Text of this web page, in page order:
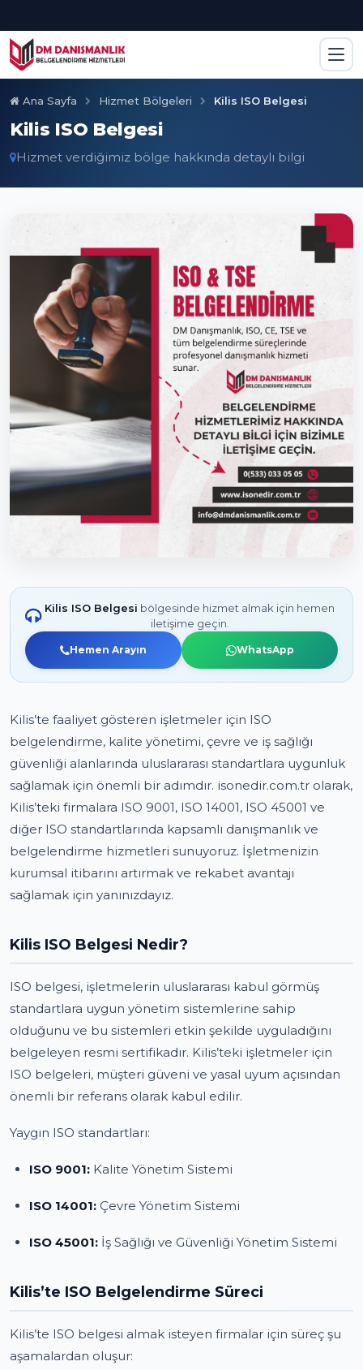
Ana Sayfa Hizmet Bölgeleri Kilis ISO Belgesi
Kilis ISO Belgesi
Hizmet verdiğimiz bölge hakkında detaylı bilgi
Kilis ISO Belgesi bölgesinde hizmet almak için hemen
iletişime geçin.
Hemen Arayın WhatsApp
Kilis’te faaliyet gösteren işletmeler için ISO
belgelendirme, kalite yönetimi, çevre ve iş sağlığı
güvenliği alanlarında uluslararası standartlara uygunluk
sağlamak için önemli bir adımdır. isonedir.com.tr olarak,
Kilis’teki firmalara ISO 9001, ISO 14001, ISO 45001 ve
diğer ISO standartlarında kapsamlı danışmanlık ve
belgelendirme hizmetleri sunuyoruz. İşletmenizin
kurumsal itibarını artırmak ve rekabet avantajı
sağlamak için yanınızdayız.
Kilis ISO Belgesi Nedir?
ISO belgesi, işletmelerin uluslararası kabul görmüş
standartlara uygun yönetim sistemlerine sahip
olduğunu ve bu sistemleri etkin şekilde uyguladığını
belgeleyen resmi sertifikadır. Kilis’teki işletmeler için
ISO belgeleri, müşteri güveni ve yasal uyum açısından
önemli bir referans olarak kabul edilir.
Yaygın ISO standartları:
ISO 9001: Kalite Yönetim Sistemi
ISO 14001: Çevre Yönetim Sistemi
ISO 45001: İş Sağlığı ve Güvenliği Yönetim Sistemi
Kilis’te ISO Belgelendirme Süreci
Kilis’te ISO belgesi almak isteyen firmalar için süreç şu
aşamalardan oluşur: